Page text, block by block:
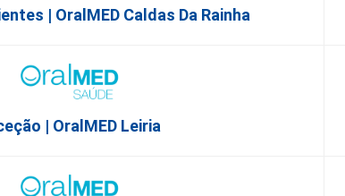
| OralMED Caldas Da Rainha
| OralMED Leiria